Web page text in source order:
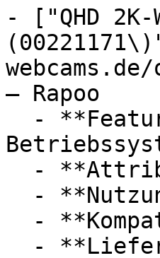
- ["QHD 2K-
— Rapoo